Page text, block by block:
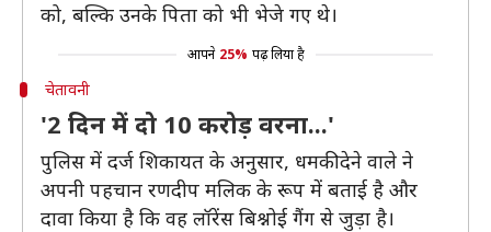
को, बल्कि उनके पिता को भी भेजे गए थे।
आपने 25% पढ़ लिया है
चेतावनी
'2 दिन में दो 10 करोड़ वरना...'
पुलिस में दर्ज शिकायत के अनुसार, धमकी देने वाले ने
अपनी पहचान रणदीप मलिक के रूप में बताई है और
दावा किया है कि वह लॉरेंस बिश्नोई गैंग से जुड़ा है।